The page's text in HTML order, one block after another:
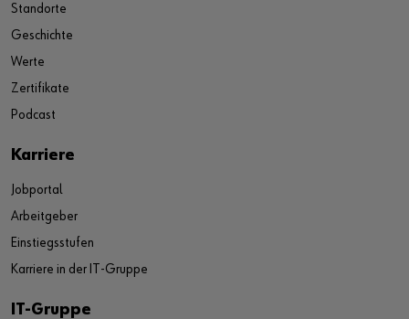
Standorte
Geschichte
Werte
Zertifikate
Podcast
Karriere
Jobportal
Arbeitgeber
Einstiegsstufen
Karriere in der IT-Gruppe
IT-Gruppe